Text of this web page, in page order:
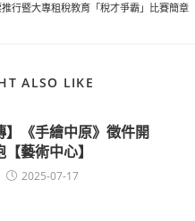
行暨大專租稅教育「稅才爭霸」比賽簡章
ALSO LIKE
】《手繪中原》徵件開
【藝術中心】
2025-07-17